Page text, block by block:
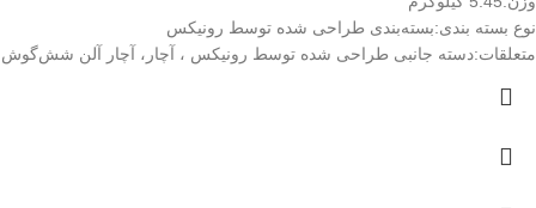
نوع بسته ‌بندی:بسته‌بندی طراحی شده توسط رونیکس
متعلقات:دسته جانبی طراحی شده توسط رونیکس ، آچار، آچار آلن شش‌گوش